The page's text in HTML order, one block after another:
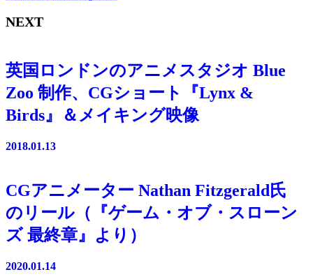
NEXT
英国ロンドンのアニメスタジオ Blue
Zoo 制作、CGショート『Lynx &
Birds』＆メイキング映像
2018.01.13
CGアニメーター Nathan Fitzgerald氏
のリール（『ゲーム・オブ・スローン
ズ 最終章』より）
2020.01.14